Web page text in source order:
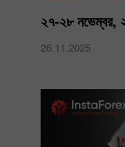
২৭-২৮ নভেম্বর,
26.11.2025